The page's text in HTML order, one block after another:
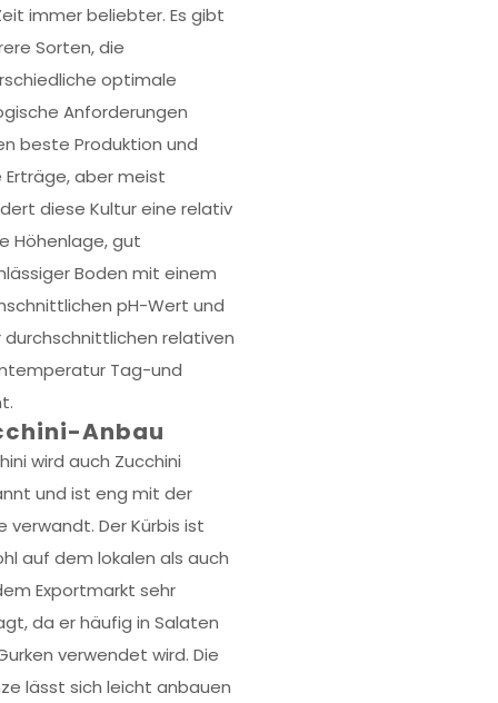
immer beliebter. Es gibt
Sorten, die
optimale
Anforderungen
beste Produktion und
Erträge, aber meist
diese Kultur eine relativ
Höhenlage, gut
Boden mit einem
pH-Wert und
durchschnittlichen relativen
Tag-und
Anbau
wird auch Zucchini
und ist eng mit der
verwandt. Der Kürbis ist
auf dem lokalen als auch
Exportmarkt sehr
da er häufig in Salaten
verwendet wird. Die
lässt sich leicht anbauen